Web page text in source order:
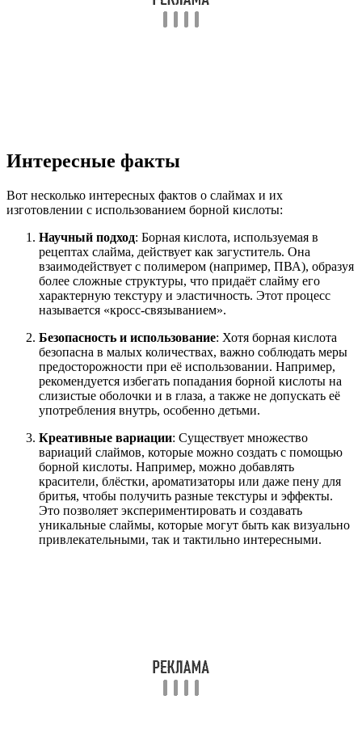
Интересные факты
Вот несколько интересных фактов о слаймах и их
изготовлении с использованием борной кислоты:
Научный подход: Борная кислота, используемая в
рецептах слайма, действует как загуститель. Она
взаимодействует с полимером (например, ПВА), образуя
более сложные структуры, что придаёт слайму его
характерную текстуру и эластичность. Этот процесс
называется «кросс-связыванием».
Безопасность и использование: Хотя борная кислота
безопасна в малых количествах, важно соблюдать меры
предосторожности при её использовании. Например,
рекомендуется избегать попадания борной кислоты на
слизистые оболочки и в глаза, а также не допускать её
употребления внутрь, особенно детьми.
Креативные вариации: Существует множество
вариаций слаймов, которые можно создать с помощью
борной кислоты. Например, можно добавлять
красители, блёстки, ароматизаторы или даже пену для
бритья, чтобы получить разные текстуры и эффекты.
Это позволяет экспериментировать и создавать
уникальные слаймы, которые могут быть как визуально
привлекательными, так и тактильно интересными.